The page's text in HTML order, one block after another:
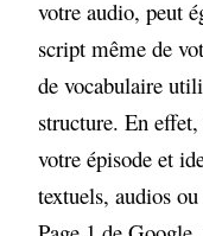
votre audio, peut
script même de
de vocabulaire
structure. En
votre épisode et
textuels, audios